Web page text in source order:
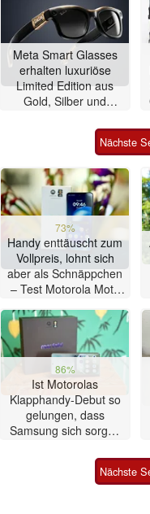
Meta Smart Glasses
erhalten luxuriöse
Limited Edition aus
Gold, Silber und
Nächste
73%
Handy enttäuscht zum
Vollpreis, lohnt sich
aber als Schnäppchen
– Test Motorola Moto
86%
Ist Motorolas
Klapphandy-Debut so
gelungen, dass
Samsung sich sorgen
Smartphone im Test
Nächste